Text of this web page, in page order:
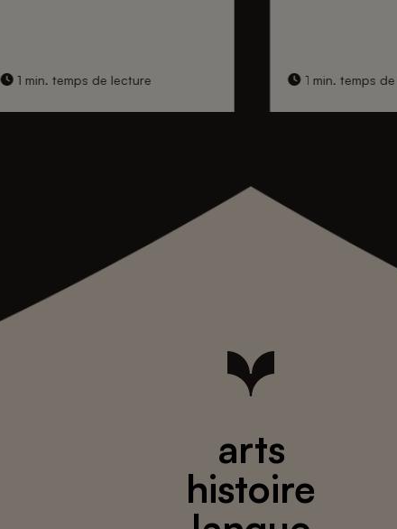
1 min. temps de lecture 1 min. temps
arts
histoire